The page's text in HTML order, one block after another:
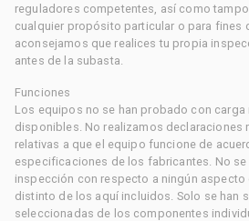
reguladores competentes, así como
cualquier propósito particular o para fines
aconsejamos que realices tu propia
antes de la subasta.
Funciones
Los equipos no se han probado con carga
disponibles. No realizamos declaraciones
relativas a que el equipo funcione de
especificaciones de los fabricantes. No se
inspección con respecto a ningún
distinto de los aquí incluidos. Solo se han
seleccionadas de los componentes